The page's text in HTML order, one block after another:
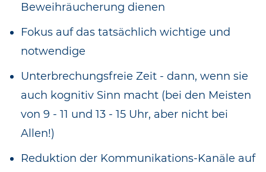
Beweihräucherung dienen
Fokus auf das tatsächlich wichtige und
notwendige
Unterbrechungsfreie Zeit - dann, wenn sie
auch kognitiv Sinn macht (bei den Meisten
von 9 - 11 und 13 - 15 Uhr, aber nicht bei
Allen!)
Reduktion der Kommunikations-Kanäle auf